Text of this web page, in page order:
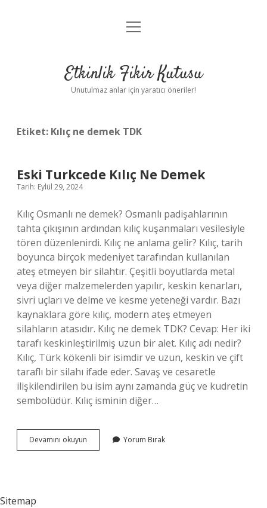
Anasayfa
Yasal Uyarı
menüyü
Etkinlik Fikir Kutusu
Unutulmaz anlar için yaratıcı öneriler!
Etiket: Kılıç ne demek TDK
Eski Turkcede Kılıç Ne Demek
Tarih: Eylül 29, 2024
Kılıç Osmanlı ne demek? Osmanlı padişahlarının
tahta çıkışının ardından kılıç kuşanmaları vesilesiyle
tören düzenlenirdi. Kılıç ne anlama gelir? Kılıç, tarih
boyunca birçok medeniyet tarafından kullanılan
ateş etmeyen bir silahtır. Çeşitli boyutlarda metal
veya diğer malzemelerden yapılır, keskin kenarları,
sivri uçları ve delme ve kesme yeteneği vardır. Bazı
kaynaklara göre kılıç, modern ateş etmeyen
silahların atasıdır. Kılıç ne demek TDK? Cevap: Her iki
tarafı keskinleştirilmiş uzun bir alet. Kılıç adı nedir?
Kılıç, Türk kökenli bir isimdir ve uzun, keskin ve çift
taraflı bir silahı ifade eder. Savaş ve cesaretle
ilişkilendirilen bu isim aynı zamanda güç ve kudretin
sembolüdür. Kılıç isminin diğer…
Devamını okuyun
Turkcede
Yorum Bırak
Sitemap